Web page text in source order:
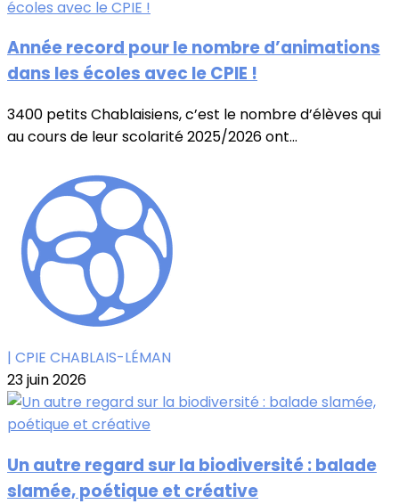
Année record pour le nombre d’animations
dans les écoles avec le CPIE !
3400 petits Chablaisiens, c’est le nombre d’élèves qui
au cours de leur scolarité 2025/2026 ont...
| CPIE CHABLAIS-LÉMAN
23 juin 2026
Un autre regard sur la biodiversité : balade
slamée, poétique et créative